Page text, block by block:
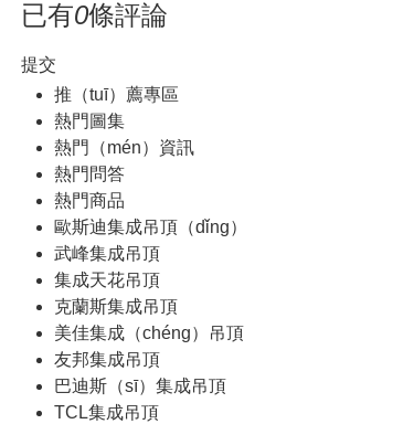
已有0條評論
提交
推（tuī）薦專區
熱門圖集
熱門（mén）資訊
熱門問答
熱門商品
歐斯迪集成吊頂（dǐng）
武峰集成吊頂
集成天花吊頂
克蘭斯集成吊頂
美佳集成（chéng）吊頂
友邦集成吊頂
巴迪斯（sī）集成吊頂
TCL集成吊頂